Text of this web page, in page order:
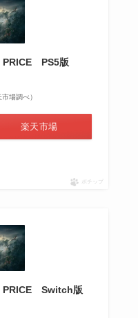
PRICE PS5版
場調べ）
楽天市場
ポチップ
PRICE Switch版